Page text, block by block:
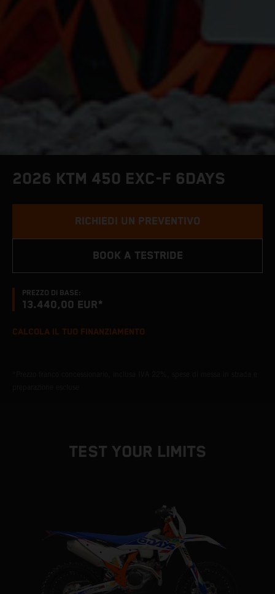
2026 KTM 450 EXC-F 6DAYS
PREZZO DI BASE:
13.440,00 EUR*
RICHIEDI UN PREVENTIVO
BOOK A TESTRIDE
CALCOLA IL TUO FINANZIAMENTO
TEST YOUR LIMITS